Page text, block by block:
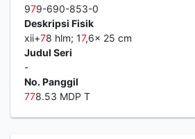
979-690-853-0
Deskripsi Fisik
xii+78 hlm; 17,6x 25 cm
Judul Seri
-
No. Panggil
778.53 MDP T